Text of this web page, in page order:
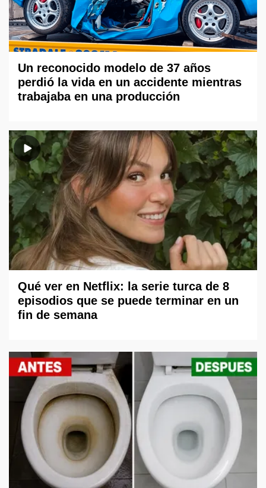
Un reconocido modelo de 37 años
perdió la vida en un accidente mientras
trabajaba en una producción
Qué ver en Netflix: la serie turca de 8
episodios que se puede terminar en un
fin de semana